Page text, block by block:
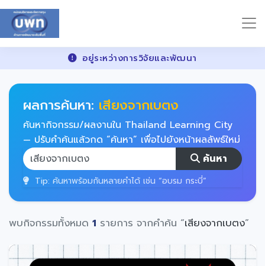
อยู่ระหว่างการวิจัยและพัฒนา
ผลการค้นหา: เสียงจากเบตง
ค้นหากิจกรรม/ผลงานใน Thailand Learning City
— ปรับคำค้นแล้วกด “ค้นหา” เพื่อไปยังหน้าผลลัพธ์ใหม่
ค้นหา
Tip: ค้นหาพร้อมกันหลายคำได้ เช่น “อบรม กระบี่”
พบกิจกรรมทั้งหมด 1 รายการ จากคำค้น “เสียงจากเบตง”